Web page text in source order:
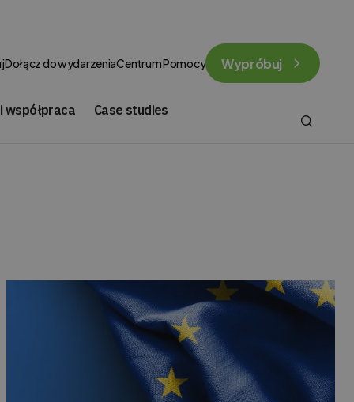
Dołącz do wydarzeniaCentrum Pomocy Wypróbuj
współpraca
Case studies